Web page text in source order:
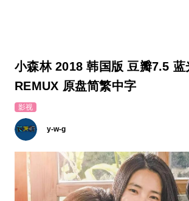
小森林 2018 韩国版 豆瓣7.5 蓝
REMUX 原盘简繁中字
影视
y-w-g